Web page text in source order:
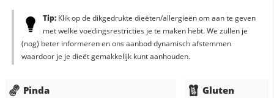
Tip:Klik op de dikgedrukte dieëten/allergieën om aan te geven
met welke voedingsrestricties je te maken hebt. We zullen je
(nog) beter informeren en ons aanbod dynamisch afstemmen
waardoor je je dieët gemakkelijk kunt aanhouden.
Pinda Gluten